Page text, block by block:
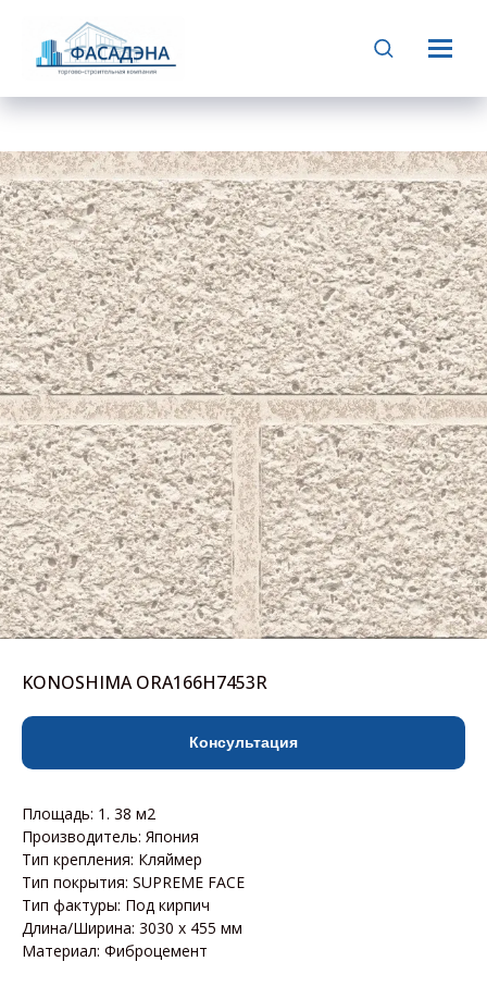
KONOSHIMA ORA166H7453R
Консультация
Площадь: 1. 38 м2
Производитель: Япония
Тип крепления: Кляймер
Тип покрытия: SUPREME FACE
Тип фактуры: Под кирпич
Длина/Ширина: 3030 х 455 мм
Материал: Фиброцемент